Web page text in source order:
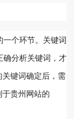
个环节。关键词
确分析关键词，才
键词确定后，需
于贵州网站的